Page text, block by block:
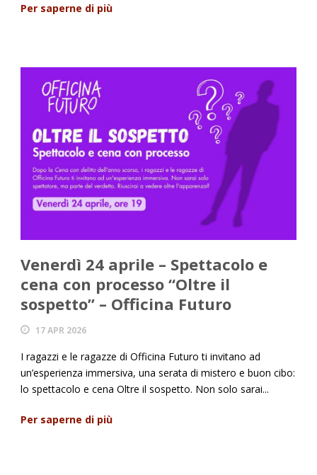
Per saperne di più
Venerdì 24 aprile – Spettacolo e
cena con processo “Oltre il
sospetto” – Officina Futuro
17 APR 2026
I ragazzi e le ragazze di Officina Futuro ti invitano ad
un’esperienza immersiva, una serata di mistero e buon cibo:
lo spettacolo e cena Oltre il sospetto. Non solo sarai...
Per saperne di più